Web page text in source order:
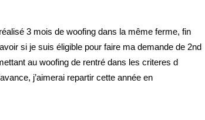
3 mois de woofing dans la même ferme, fin
si je suis éligible pour faire ma demande de 2nd
au woofing de rentré dans les criteres d
j’aimerai repartir cette année en